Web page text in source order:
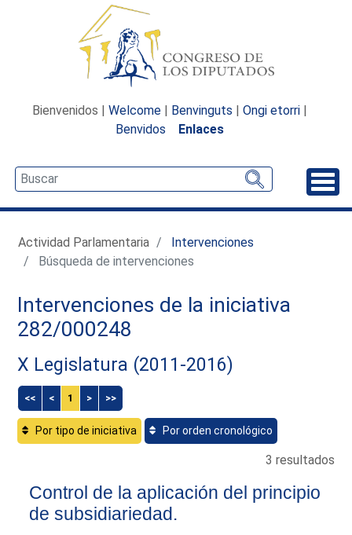
Bienvenidos | Welcome | Benvinguts | Ongi etorri |
Benvidos
Enlaces
Actividad Parlamentaria
Intervenciones
Búsqueda de intervenciones
Intervenciones de la iniciativa
282/000248
X Legislatura (2011-2016)
<< < 1 > >>
Por tipo de iniciativa Por orden cronológico
3 resultados
Control de la aplicación del principio
de subsidiariedad.